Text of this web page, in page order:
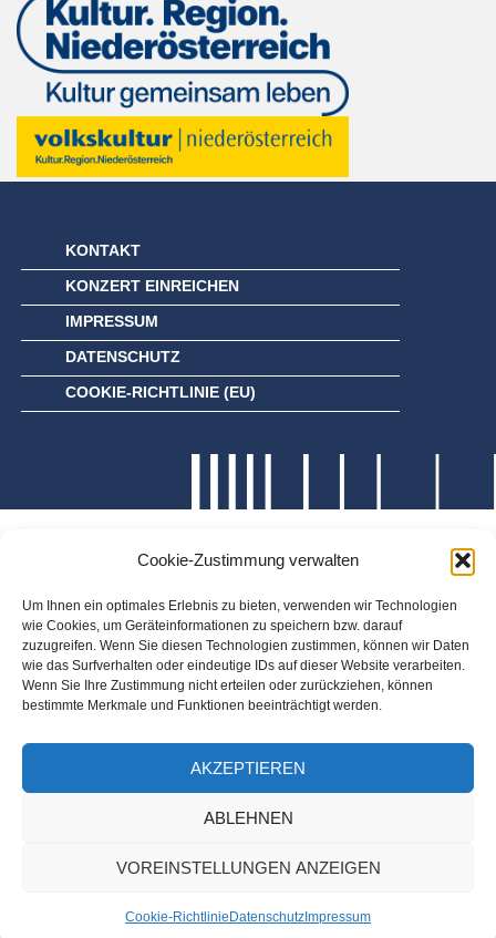
Cookie-Zustimmung verwalten
Um Ihnen ein optimales Erlebnis zu bieten, verwenden wir Technologien
wie Cookies, um Geräteinformationen zu speichern bzw. darauf
zuzugreifen. Wenn Sie diesen Technologien zustimmen, können wir Daten
wie das Surfverhalten oder eindeutige IDs auf dieser Website verarbeiten.
Wenn Sie Ihre Zustimmung nicht erteilen oder zurückziehen, können
bestimmte Merkmale und Funktionen beeinträchtigt werden.
AKZEPTIEREN
ABLEHNEN
VOREINSTELLUNGEN ANZEIGEN
Cookie-Richtlinie Datenschutz Impressum
KONTAKT
KONZERT EINREICHEN
IMPRESSUM
DATENSCHUTZ
COOKIE-RICHTLINIE (EU)